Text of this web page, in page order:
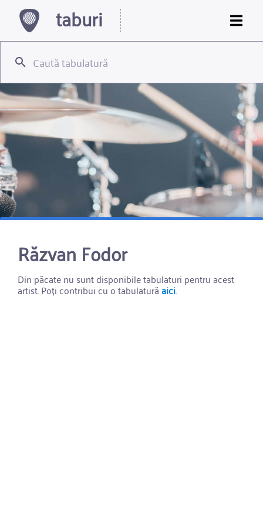
taburi
Răzvan Fodor
Din păcate nu sunt disponibile tabulaturi pentru acest
artist. Poți contribui cu o tabulaturăaici.